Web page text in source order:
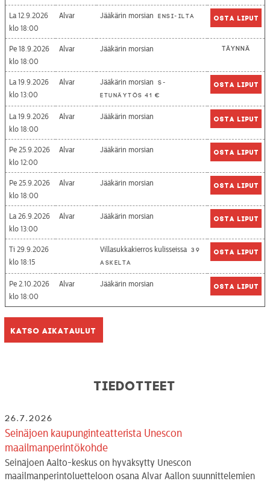
La 12.9.2026
18:00
Alvar Jääkärin morsian Ensi-ilta Osta liput
Pe 18.9.2026
18:00
Alvar Jääkärin morsian Täynnä
La 19.9.2026
13:00
Alvar Jääkärin morsian
S-
etunäytös 41 €
Osta liput
La 19.9.2026
18:00
Alvar Jääkärin morsian Osta liput
Pe 25.9.2026
12:00
Alvar Jääkärin morsian Osta liput
Pe 25.9.2026
18:00
Alvar Jääkärin morsian Osta liput
La 26.9.2026
13:00
Alvar Jääkärin morsian Osta liput
Ti 29.9.2026
18:15
Villasukkakierros kulisseissa 39
askelta
Osta liput
Pe 2.10.2026
18:00
Alvar Jääkärin morsian Osta liput
Katso aikataulut
Tiedotteet
26.7.2026
Seinäjoen kaupunginteatterista Unescon
maailmanperintökohde
Seinäjoen Aalto-keskus on hyväksytty Unescon
maailmanperintöluetteloon osana Alvar Aallon suunnittelemien